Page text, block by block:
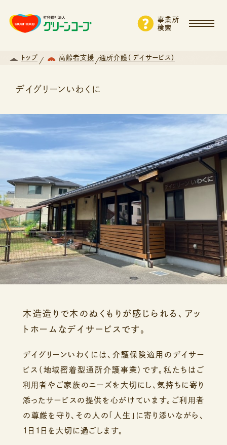
事業所
検索
トップ 高齢者支援 通所介護（デイサービス）
デイグリーンいわくに
木造造りで木のぬくもりが感じられる、アッ
トホームなデイサービスです。
デイグリーンいわくには、介護保険適用のデイサー
ビス（地域密着型通所介護事業）です。私たちはご
利用者やご家族のニーズを大切にし、気持ちに寄り
添ったサービスの提供を心がけています。ご利用者
の尊厳を守り、その人の「人生」に寄り添いながら、
1日1日を大切に過ごします。